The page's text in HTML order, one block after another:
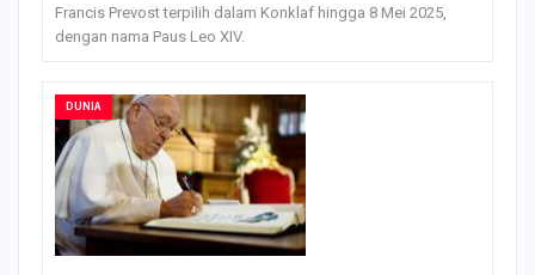
Francis Prevost terpilih dalam Konklaf hingga 8 Mei 2025,
dengan nama Paus Leo XIV.
DUNIA